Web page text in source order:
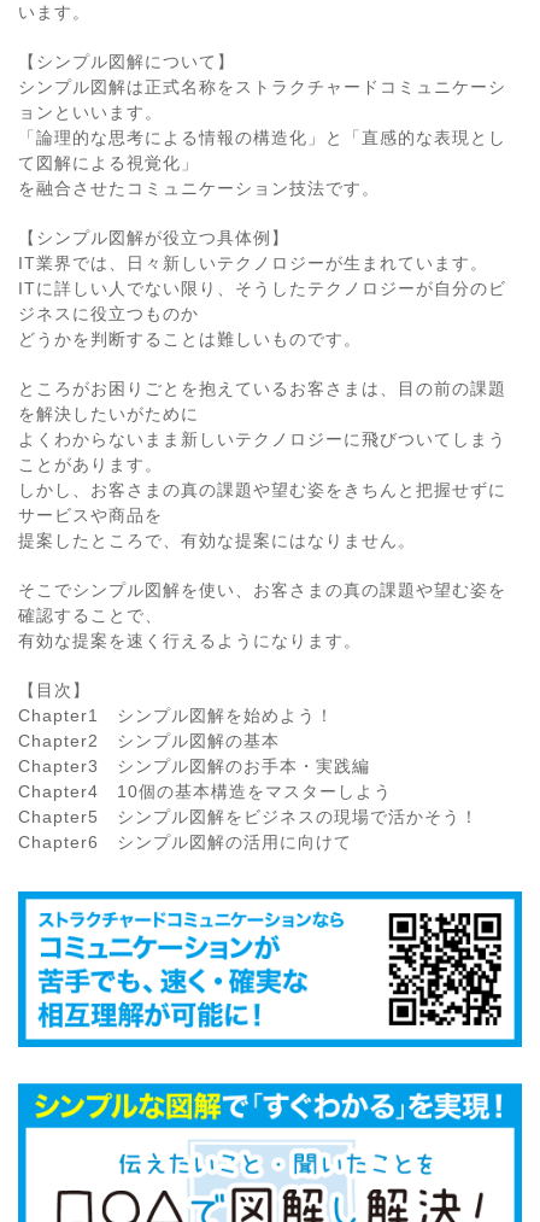
います。
【シンプル図解について】
シンプル図解は正式名称をストラクチャードコミュニケーシ
ョンといいます。
「論理的な思考による情報の構造化」と「直感的な表現とし
て図解による視覚化」
を融合させたコミュニケーション技法です。
【シンプル図解が役立つ具体例】
IT業界では、日々新しいテクノロジーが生まれています。
ITに詳しい人でない限り、そうしたテクノロジーが自分のビ
ジネスに役立つものか
どうかを判断することは難しいものです。
ところがお困りごとを抱えているお客さまは、目の前の課題
を解決したいがために
よくわからないまま新しいテクノロジーに飛びついてしまう
ことがあります。
しかし、お客さまの真の課題や望む姿をきちんと把握せずに
サービスや商品を
提案したところで、有効な提案にはなりません。
そこでシンプル図解を使い、お客さまの真の課題や望む姿を
確認することで、
有効な提案を速く行えるようになります。
【目次】
Chapter1 シンプル図解を始めよう！
Chapter2 シンプル図解の基本
Chapter3 シンプル図解のお手本・実践編
Chapter4 10個の基本構造をマスターしよう
Chapter5 シンプル図解をビジネスの現場で活かそう！
Chapter6 シンプル図解の活用に向けて